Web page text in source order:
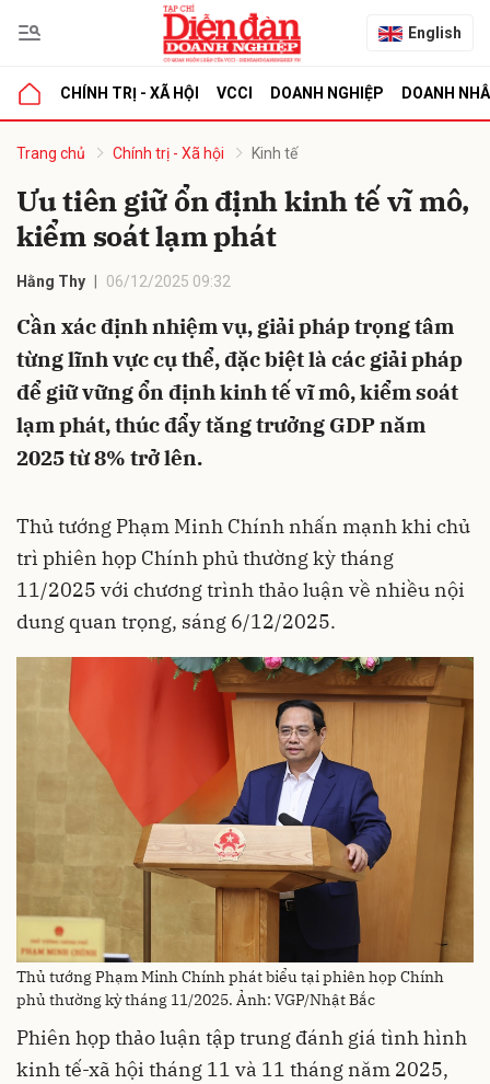
English
CHÍNH TRỊ - XÃ HỘI VCCI DOANH NGHIỆP DOANH
Trang chủ Chính trị - Xã hội Kinh tế
Ưu tiên giữ ổn định kinh tế vĩ mô,
kiểm soát lạm phát
Hằng Thy 06/12/2025 09:32
Cần xác định nhiệm vụ, giải pháp trọng tâm
từng lĩnh vực cụ thể, đặc biệt là các giải pháp
để giữ vững ổn định kinh tế vĩ mô, kiểm soát
lạm phát, thúc đẩy tăng trưởng GDP năm
2025 từ 8% trở lên.
Thủ tướng Phạm Minh Chính nhấn mạnh khi chủ
trì phiên họp Chính phủ thường kỳ tháng
11/2025 với chương trình thảo luận về nhiều nội
dung quan trọng, sáng 6/12/2025.
Thủ tướng Phạm Minh Chính phát biểu tại phiên họp Chính
phủ thường kỳ tháng 11/2025. Ảnh: VGP/Nhật Bắc
Phiên họp thảo luận tập trung đánh giá tình hình
kinh tế-xã hội tháng 11 và 11 tháng năm 2025,
luận
Hủy